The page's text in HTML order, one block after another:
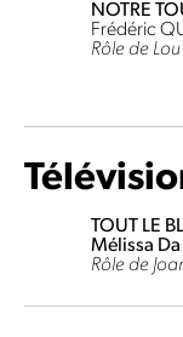
NOTRE
Frédéric
Rôle de Lou
TOUT LE
Mélissa
Rôle de